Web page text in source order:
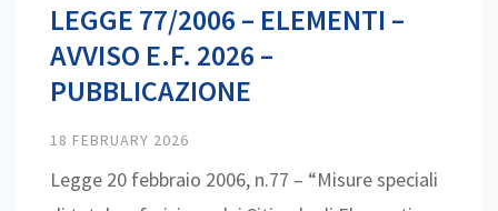
LEGGE 77/2006 – ELEMENTI –
AVVISO E.F. 2026 –
PUBBLICAZIONE
18 FEBRUARY 2026
Legge 20 febbraio 2006, n.77 – “Misure speciali